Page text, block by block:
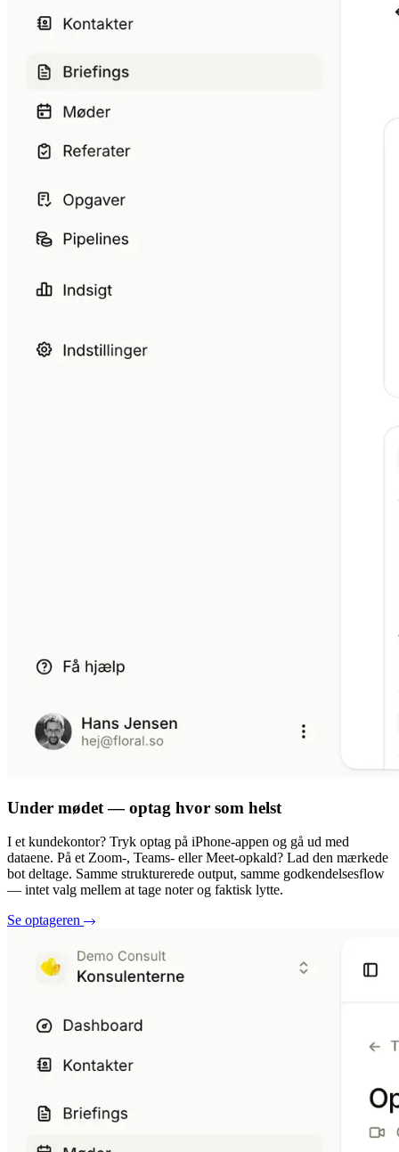
Under mødet — optag hvor som helst
I et kundekontor? Tryk optag på iPhone-appen og gå ud med
dataene. På et Zoom-, Teams- eller Meet-opkald? Lad den mærkede
bot deltage. Samme strukturerede output, samme godkendelsesflow
— intet valg mellem at tage noter og faktisk lytte.
Se optageren